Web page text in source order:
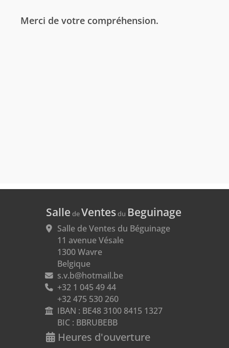
Merci de votre compréhension.
Salle deVentesdu Beguinage
Salle de Ventes du Béguinage
11 avenue Vésale
1300 Wavre
Belgique
s.v.b@hotmail.be
+32 1 045 49 44
+32 475 530 260
IBAN : BE48 3100 8415 1327
BIC : BBRUBEBB
Heures d'ouverture